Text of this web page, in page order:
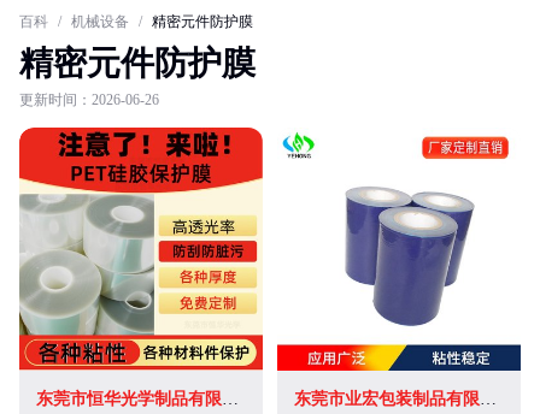
百科 / 机械设备 / 精密元件防护膜
精密元件防护膜
更新时间：2026-06-26
东莞市恒华光学制品有限公司 东莞市业宏包装制品有限公司